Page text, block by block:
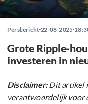
Persbericht 22-08-2025
Grote Ripple-
investeren in
Disclaimer:Dit artikel
verantwoordelijk voor